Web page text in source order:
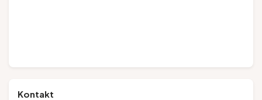
Kontakt